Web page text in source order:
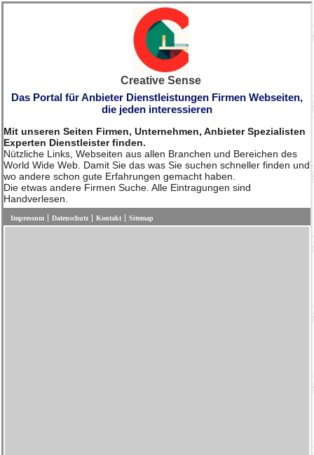
Creative Sense
Das Portal für Anbieter Dienstleistungen Firmen Webseiten,
die jeden interessieren
Mit unseren Seiten Firmen, Unternehmen, Anbieter Spezialisten
Experten Dienstleister finden.
Nützliche Links, Webseiten aus allen Branchen und Bereichen des
World Wide Web. Damit Sie das was Sie suchen schneller finden und
wo andere schon gute Erfahrungen gemacht haben.
Die etwas andere Firmen Suche. Alle Eintragungen sind
Handverlesen.
Impressum Datenschutz Kontakt Sitemap